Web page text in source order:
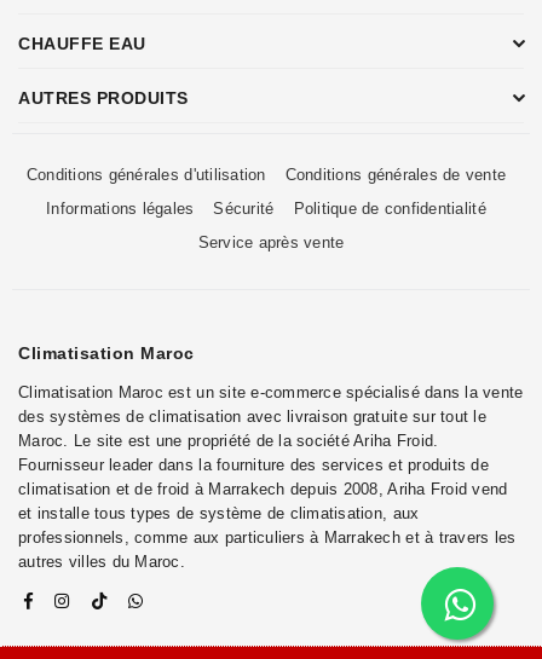
CHAUFFE EAU
AUTRES PRODUITS
Conditions générales d'utilisation
Conditions générales de vente
Informations légales
Sécurité
Politique de confidentialité
Service après vente
Climatisation Maroc
Climatisation Maroc est un site e-commerce spécialisé dans la vente
des systèmes de climatisation avec livraison gratuite sur tout le
Maroc. Le site est une propriété de la société Ariha Froid.
Fournisseur leader dans la fourniture des services et produits de
climatisation et de froid à Marrakech depuis 2008, Ariha Froid vend
et installe tous types de système de climatisation, aux
professionnels, comme aux particuliers à Marrakech et à travers les
autres villes du Maroc.